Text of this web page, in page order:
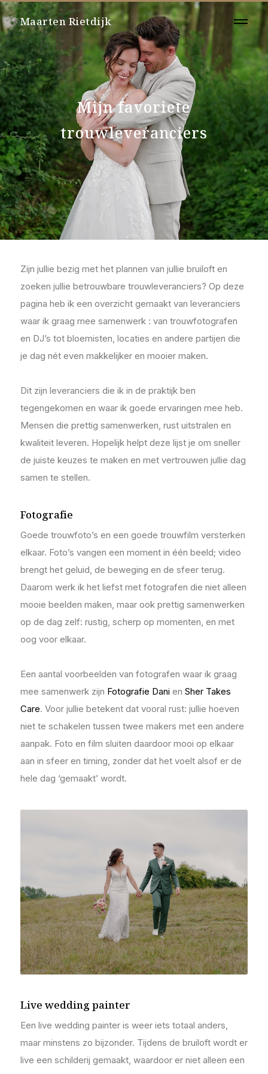
Maarten Rietdijk
Mijn favoriete
trouwleveranciers
Zijn jullie bezig met het plannen van jullie bruiloft en
zoeken jullie betrouwbare trouwleveranciers? Op deze
pagina heb ik een overzicht gemaakt van leveranciers
waar ik graag mee samenwerk : van trouwfotografen
en DJ’s tot bloemisten, locaties en andere partijen die
je dag nét even makkelijker en mooier maken.
Dit zijn leveranciers die ik in de praktijk ben
tegengekomen en waar ik goede ervaringen mee heb.
Mensen die prettig samenwerken, rust uitstralen en
kwaliteit leveren. Hopelijk helpt deze lijst je om sneller
de juiste keuzes te maken en met vertrouwen jullie dag
samen te stellen.
Fotografie
Goede trouwfoto’s en een goede trouwfilm versterken
elkaar. Foto’s vangen een moment in één beeld; video
brengt het geluid, de beweging en de sfeer terug.
Daarom werk ik het liefst met fotografen die niet alleen
mooie beelden maken, maar ook prettig samenwerken
op de dag zelf: rustig, scherp op momenten, en met
oog voor elkaar.
Een aantal voorbeelden van fotografen waar ik graag
mee samenwerk zijn Fotografie Dani en Sher Takes
Care. Voor jullie betekent dat vooral rust: jullie hoeven
niet te schakelen tussen twee makers met een andere
aanpak. Foto en film sluiten daardoor mooi op elkaar
aan in sfeer en timing, zonder dat het voelt alsof er de
hele dag ‘gemaakt’ wordt.
Live wedding painter
Een live wedding painter is weer iets totaal anders,
maar minstens zo bijzonder. Tijdens de bruiloft wordt er
live een schilderij gemaakt, waardoor er niet alleen een